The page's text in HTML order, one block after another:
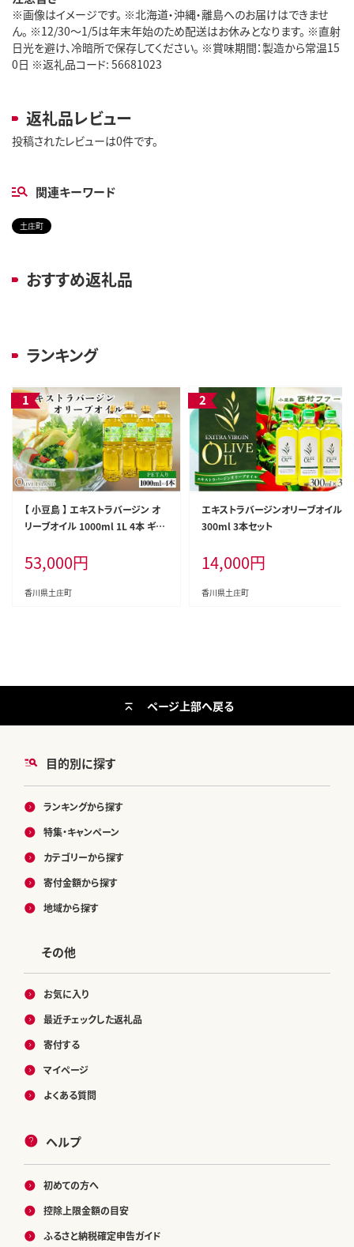
※画像はイメージです。 ※北海道・沖縄・離島へのお届けはできませ
ん。 ※12/30～1/5は年末年始のため配送はお休みとなります。 ※直射
日光を避け、冷暗所で保存してください。 ※賞味期間：製造から常温15
0日 ※返礼品コード: 56681023
返礼品レビュー
投稿されたレビューは0件です。
関連キーワード
土庄町
おすすめ返礼品
ランキング
【 小豆島 】 エキストラバージン オ
リーブオイル 1000ml 1L 4本 ギフ
タ サラダ ドレッシング 調味料 土庄
53,000円
香川県土庄町
エキストラバージンオリーブオイル
300ml 3本セット
14,000円
香川県土庄町
目的別に探す
ランキングから探す
特集・キャンペーン
カテゴリーから探す
寄付金額から探す
地域から探す
その他
お気に入り
最近チェックした返礼品
寄付する
マイページ
よくある質問
ヘルプ
初めての方へ
控除上限金額の目安
ふるさと納税確定申告ガイド
ページ上部へ戻る